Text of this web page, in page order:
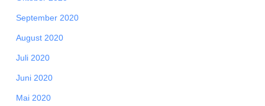
September 2020
August 2020
Juli 2020
Juni 2020
Mai 2020